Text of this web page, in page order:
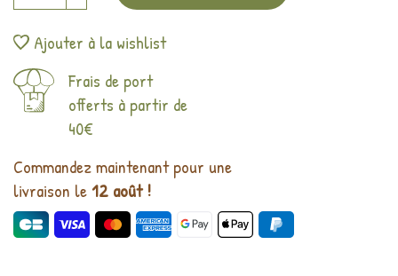
Ajouter à la wishlist
Frais de port
offerts à partir de
40€
Commandez maintenant pour une
livraison le12 août !